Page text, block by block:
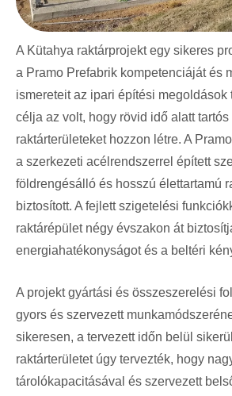
A Kütahya raktárprojekt egy sikeres
a Pramo Prefabrik kompetenciáját és
ismereteit az ipari építési megoldások
célja az volt, hogy rövid idő alatt
raktárterületeket hozzon létre. A
a szerkezeti acélrendszerrel épített
földrengésálló és hosszú élettartamú
biztosított. A fejlett szigetelési
raktárépület négy évszakon át
energiahatékonyságot és a beltéri
A projekt gyártási és összeszerelési
gyors és szervezett
sikeresen, a tervezett időn belül
raktárterületet úgy tervezték, hogy
tárolókapacitásával és szervezett